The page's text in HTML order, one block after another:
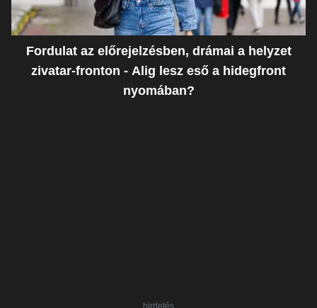
Fordulat az előrejelzésben, drámai a helyzet
zivatar-fronton - Alig lesz eső a hidegfront
nyomában?